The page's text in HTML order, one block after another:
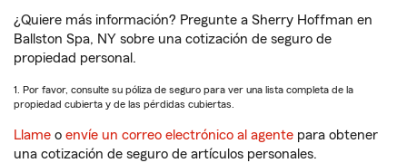
¿Quiere más información? Pregunte a Sherry Hoffman en
Ballston Spa, NY sobre una cotización de seguro de
propiedad personal.
1. Por favor, consulte su póliza de seguro para ver una lista completa de la
propiedad cubierta y de las pérdidas cubiertas.
Llame o envíe un correo electrónico al agente para obtener
una cotización de seguro de artículos personales.